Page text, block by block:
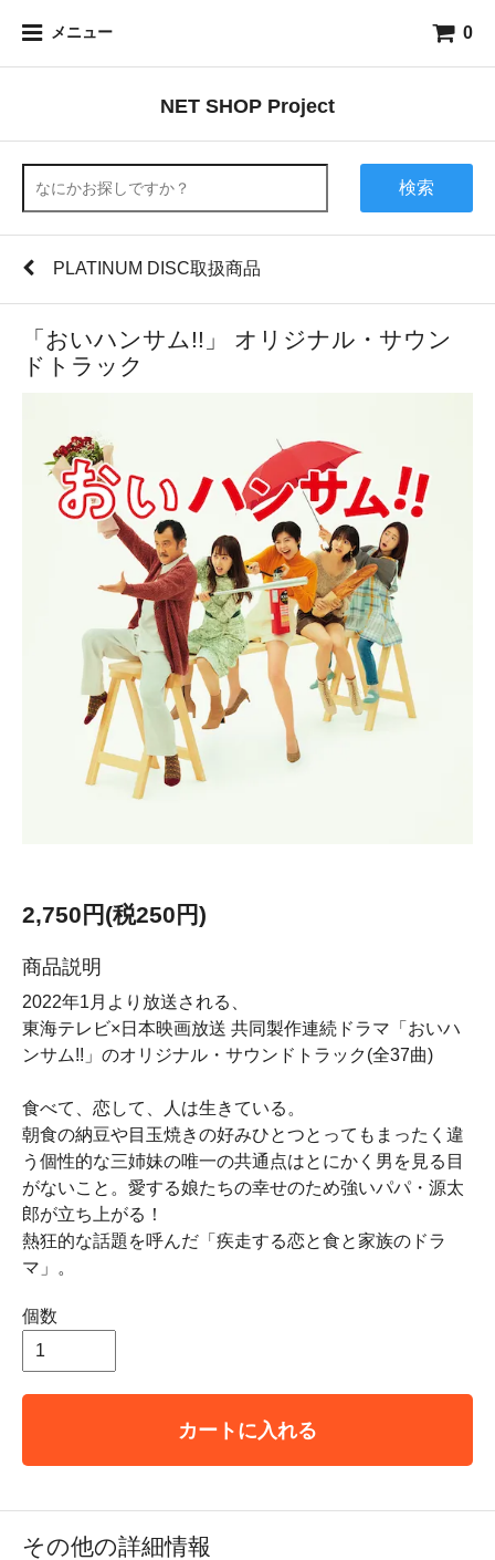
メニュー 0
NET SHOP Project
検索
PLATINUM DISC取扱商品
「おいハンサム!!」 オリジナル・サウン
ドトラック
2,750円(税250円)
商品説明
2022年1月より放送される、
東海テレビ×日本映画放送 共同製作連続ドラマ「おいハ
ンサム!!」のオリジナル・サウンドトラック(全37曲)
食べて、恋して、人は生きている。
朝食の納豆や目玉焼きの好みひとつとってもまったく違
う個性的な三姉妹の唯一の共通点はとにかく男を見る目
がないこと。愛する娘たちの幸せのため強いパパ・源太
郎が立ち上がる！
熱狂的な話題を呼んだ「疾走する恋と食と家族のドラ
マ」。
個数
カートに入れる
その他の詳細情報